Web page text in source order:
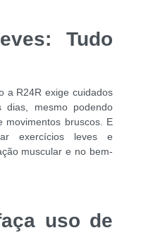
Tudo
a R24R exige cuidados
dias, mesmo podendo
movimentos bruscos. E
exercícios leves e
muscular e no bem-
uso de